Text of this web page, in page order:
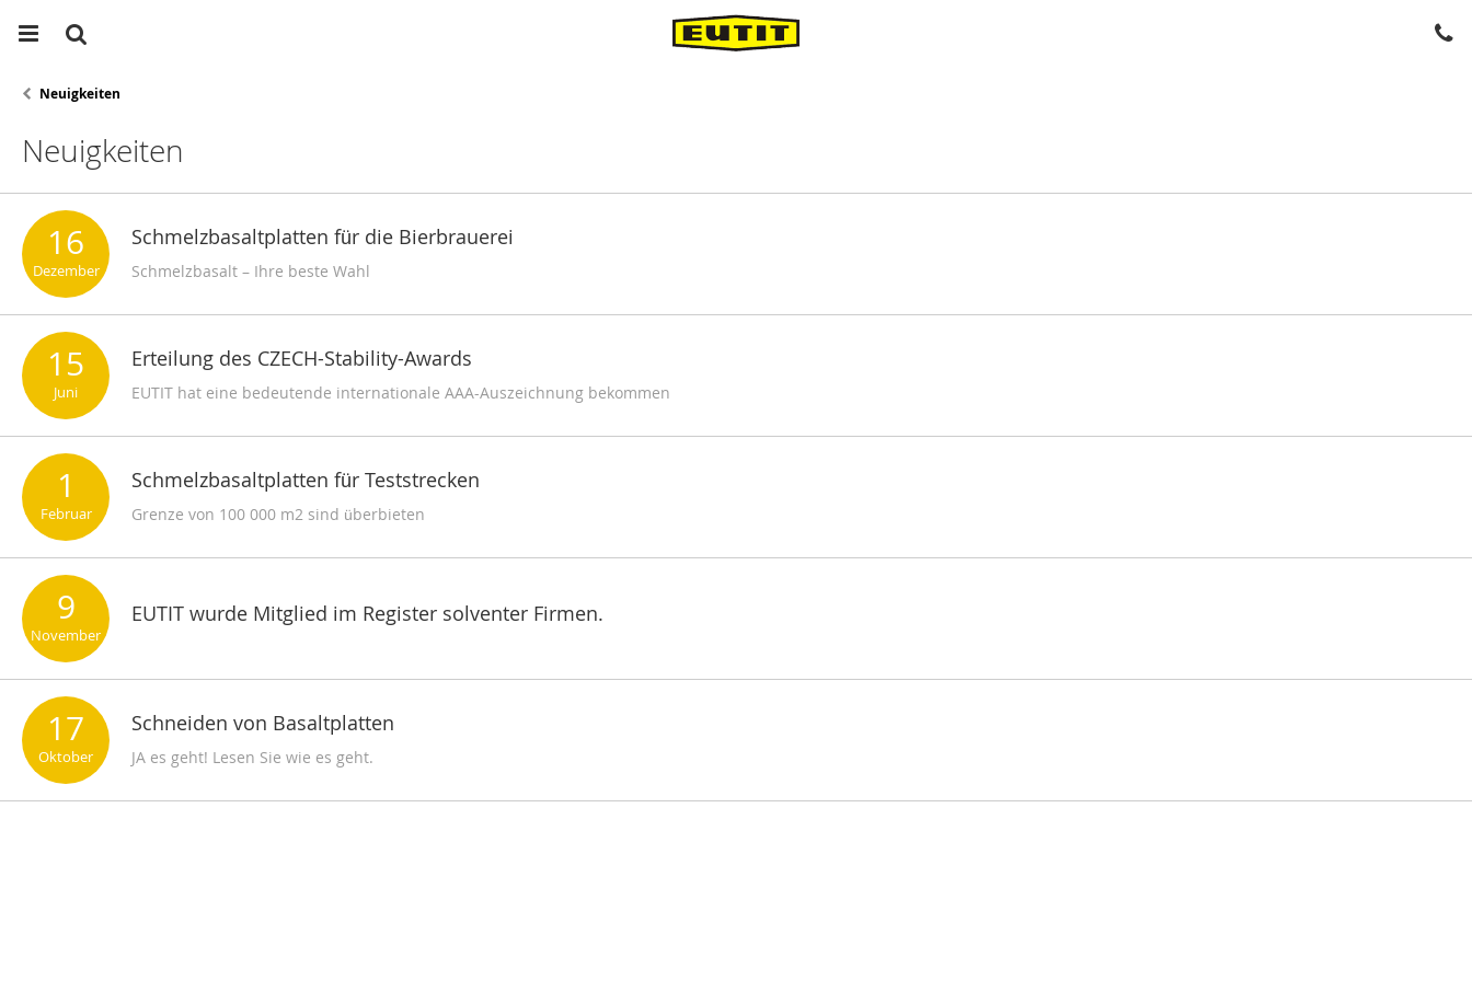
Neuigkeiten
Neuigkeiten
16
Dezember
Schmelzbasaltplatten für die Bierbrauerei
Schmelzbasalt – Ihre beste Wahl
15
Juni
Erteilung des CZECH-Stability-Awards
EUTIT hat eine bedeutende internationale AAA-Auszeichnung bekommen
1
Februar
Schmelzbasaltplatten für Teststrecken
Grenze von 100 000 m2 sind überbieten
9
November
EUTIT wurde Mitglied im Register solventer Firmen.
17
Oktober
Schneiden von Basaltplatten
JA es geht! Lesen Sie wie es geht.